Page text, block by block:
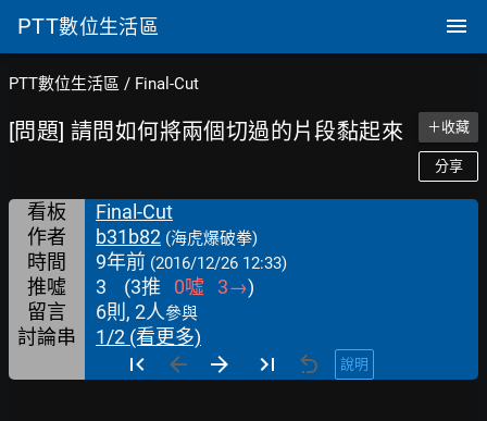
PTT數位生活區
PTT數位生活區 / Final-Cut
[問題] 請問如何將兩個切過的片段黏起來 ＋收藏
分享
看板
Final-Cut
作者
b31b82 (海虎爆破拳)
時間 9年前 (2016/12/26 12:33)
推噓 3 (3推 0噓 3→)
留言
6則, 2人參與
討論串 1/2 (看更多)
說明